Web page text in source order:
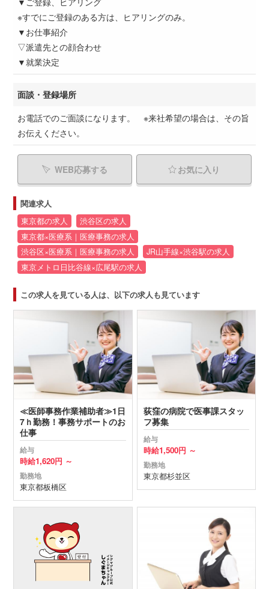
※すでにご登録のある方は、ヒアリングのみ。
▼お仕事紹介
▽派遣先との顔合わせ
▼就業決定
面談・登録場所
お電話でのご面談になります。 ※来社希望の場合は、その旨
お伝えください。
WEB応募する お気に入り
関連求人
東京都の求人
渋谷区の求人
東京都×医療系｜医療事務の求人
渋谷区×医療系｜医療事務の求人
JR山手線×渋谷駅の求人
東京メトロ日比谷線×広尾駅の求人
この求人を見ている人は、以下の求人も見ています
≪医師事務作業補助者≫1日
7ｈ勤務！事務サポートのお
仕事
給与
時給1,620円 ～
勤務地
東京都板橋区
荻窪の病院で医事課スタッ
フ募集
給与
時給1,500円 ～
勤務地
東京都杉並区